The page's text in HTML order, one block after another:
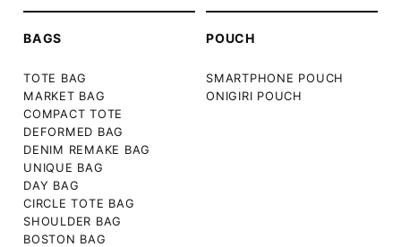
BAGS
TOTE BAG
MARKET BAG
COMPACT TOTE
DEFORMED BAG
DENIM REMAKE BAG
UNIQUE BAG
DAY BAG
CIRCLE TOTE BAG
SHOULDER BAG
BOSTON BAG
POUCH
SMARTPHONE POUCH
ONIGIRI POUCH